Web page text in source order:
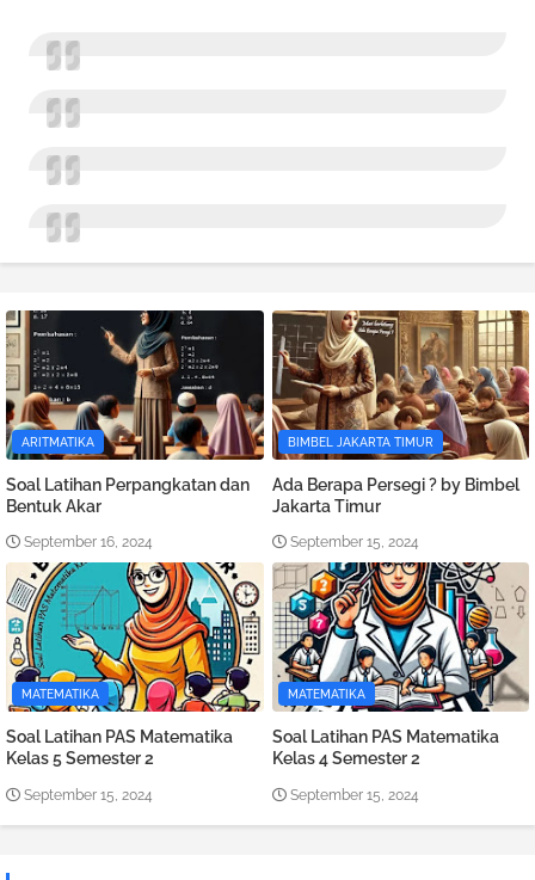
ARITMATIKA
Soal Latihan Perpangkatan dan
Bentuk Akar
September 16, 2024
BIMBEL JAKARTA TIMUR
Ada Berapa Persegi ? by Bimbel
Jakarta Timur
September 15, 2024
MATEMATIKA
Soal Latihan PAS Matematika
Kelas 5 Semester 2
September 15, 2024
MATEMATIKA
Soal Latihan PAS Matematika
Kelas 4 Semester 2
September 15, 2024